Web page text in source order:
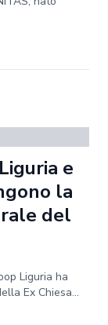
e
la
del
Liguria ha
Ex Chiesa...